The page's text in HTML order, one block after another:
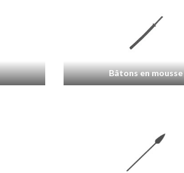
Bâtons en mousse